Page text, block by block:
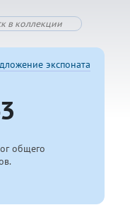
общего
экспоната